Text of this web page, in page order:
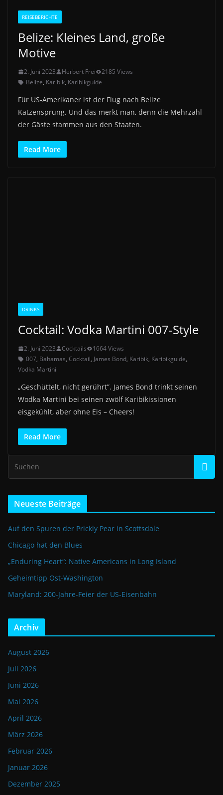
REISEBERICHTE
Belize: Kleines Land, große
Motive
2. Juni 2023 Herbert Frei
2185 Views
Belize, Karibik, Karibikguide
Für US-Amerikaner ist der Flug nach Belize
Katzensprung. Und das merkt man, denn die Mehrzahl
der Gäste stammen aus den Staaten.
Read More
DRINKS
Cocktail: Vodka Martini 007-Style
2. Juni 2023 Cocktails
1664 Views
007, Bahamas, Cocktail, James Bond, Karibik, Karibikguide,
Vodka Martini
„Geschüttelt, nicht gerührt”. James Bond trinkt seinen
Wodka Martini bei seinen zwölf Karibikissionen
eisgekühlt, aber ohne Eis – Cheers!
Read More
Neueste Beiträge
Auf den Spuren der Prickly Pear in Scottsdale
Chicago hat den Blues
„Enduring Heart“: Native Americans in Long Island
Geheimtipp Ost-Washington
Maryland: 200-Jahre-Feier der US-Eisenbahn
Archiv
August 2026
Juli 2026
Juni 2026
Mai 2026
April 2026
März 2026
Februar 2026
Januar 2026
Dezember 2025